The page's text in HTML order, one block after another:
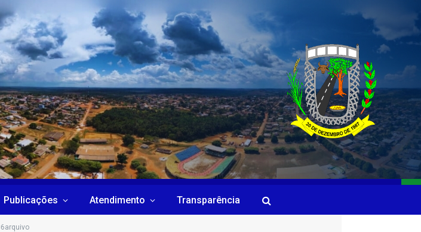
Publicações Atendimento Transparência